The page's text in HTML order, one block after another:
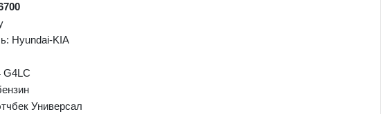
Hyundai-KIA
G4LC
Универсал